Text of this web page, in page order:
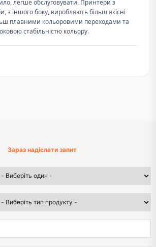
легше обслуговувати. Принтери з
з іншого боку, виробляють більш якісні
плавними кольоровими переходами та
стабільністю кольору.
Зараз надіслати запит